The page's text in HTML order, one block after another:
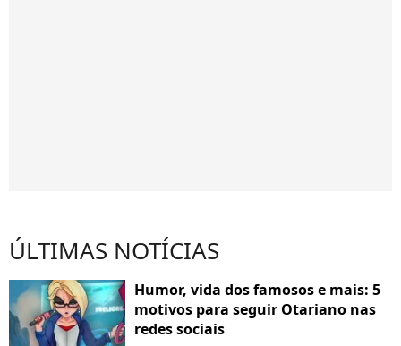
ÚLTIMAS NOTÍCIAS
Humor, vida dos famosos e mais: 5
motivos para seguir Otariano nas
redes sociais